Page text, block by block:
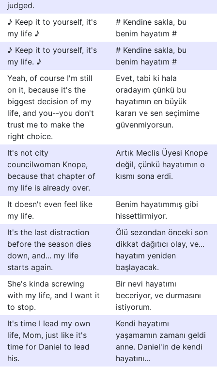
judged.
♪ Keep it to yourself, it's
my life ♪
# Kendine sakla, bu
benim hayatım #
♪ Keep it to yourself, it's
my life. ♪
# Kendine sakla, bu
benim hayatım #
Yeah, of course I'm still
on it, because it's the
biggest decision of my
life, and you--you don't
trust me to make the
right choice.
Evet, tabi ki hala
oradayım çünkü bu
hayatımın en büyük
kararı ve sen seçimime
güvenmiyorsun.
It's not city
councilwoman Knope,
because that chapter of
my life is already over.
Artık Meclis Üyesi Knope
değil, çünkü hayatımın o
kısmı sona erdi.
It doesn't even feel like
my life.
Benim hayatımmış gibi
hissettirmiyor.
It's the last distraction
before the season dies
down, and... my life
starts again.
Ölü sezondan önceki son
dikkat dağıtıcı olay, ve...
hayatım yeniden
başlayacak.
She's kinda screwing
with my life, and I want it
to stop.
Bir nevi hayatımı
beceriyor, ve durmasını
istiyorum.
It's time I lead my own
life, Mom, just like it's
time for Daniel to lead
his.
Kendi hayatımı
yaşamamın zamanı geldi
anne. Daniel'in de kendi
hayatını...